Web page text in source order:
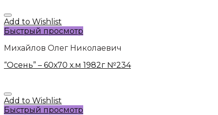
Add to Wishlist
Быстрый просмотр
Михайлов Олег Николаевич
“Осень” – 60х70 х.м 1982г №234
Add to Wishlist
Быстрый просмотр